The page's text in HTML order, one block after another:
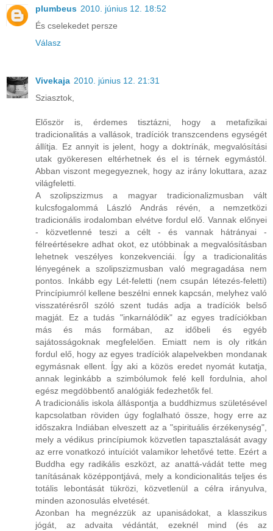
plumbeus 2010. június 12. 18:52
És cselekedet persze
Válasz
Vivekaja 2010. június 12. 21:31
Sziasztok,
Először is, érdemes tisztázni, hogy a metafizikai
tradicionalitás a vallások, tradíciók transzcendens egységét
állítja. Ez annyit is jelent, hogy a doktrínák, megvalósítási
utak gyökeresen eltérhetnek és el is térnek egymástól.
Abban viszont megegyeznek, hogy az irány lokuttara, azaz
világfeletti.
A szolipszizmus a magyar tradicionalizmusban vált
kulcsfogalommá László András révén, a nemzetközi
tradicionális irodalomban elvétve fordul elő. Vannak előnyei
- közvetlenné teszi a célt - és vannak hátrányai -
félreértésekre adhat okot, ez utóbbinak a megvalósításban
lehetnek veszélyes konzekvenciái. Így a tradicionalitás
lényegének a szolipszizmusban való megragadása nem
pontos. Inkább egy Lét-feletti (nem csupán létezés-feletti)
Princípiumról kellene beszélni ennek kapcsán, melyhez való
visszatérésről szóló szent tudás adja a tradíciók belső
magját. Ez a tudás "inkarnálódik" az egyes tradíciókban
más és más formában, az időbeli és egyéb
sajátosságoknak megfelelően. Emiatt nem is oly ritkán
fordul elő, hogy az egyes tradíciók alapelvekben mondanak
egymásnak ellent. Így aki a közös eredet nyomát kutatja,
annak leginkább a szimbólumok felé kell fordulnia, ahol
egész megdöbbentő analógiák fedezhetők fel.
A tradicionális iskola álláspontja a buddhizmus születésével
kapcsolatban röviden úgy foglalható össze, hogy erre az
időszakra Indiában elveszett az a "spirituális érzékenység",
mely a védikus princípiumok közvetlen tapasztalását avagy
az erre vonatkozó intuíciót valamikor lehetővé tette. Ezért a
Buddha egy radikális eszközt, az anattá-vádát tette meg
tanításának középpontjává, mely a kondicionalitás teljes és
totális lebontását tükrözi, közvetlenül a célra irányulva,
minden azonosulás elvetését.
Azonban ha megnézzük az upanisádokat, a klasszikus
jógát, az advaita védántát, ezeknél mind (és az